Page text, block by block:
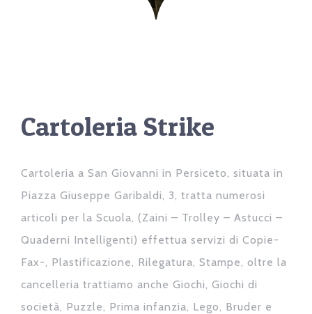
Cartoleria Strike
Cartoleria a San Giovanni in Persiceto, situata in
Piazza Giuseppe Garibaldi, 3, tratta numerosi
articoli per la Scuola, (Zaini – Trolley – Astucci –
Quaderni Intelligenti) effettua servizi di Copie-
Fax-, Plastificazione, Rilegatura, Stampe, oltre la
cancelleria trattiamo anche Giochi, Giochi di
società, Puzzle, Prima infanzia, Lego, Bruder e